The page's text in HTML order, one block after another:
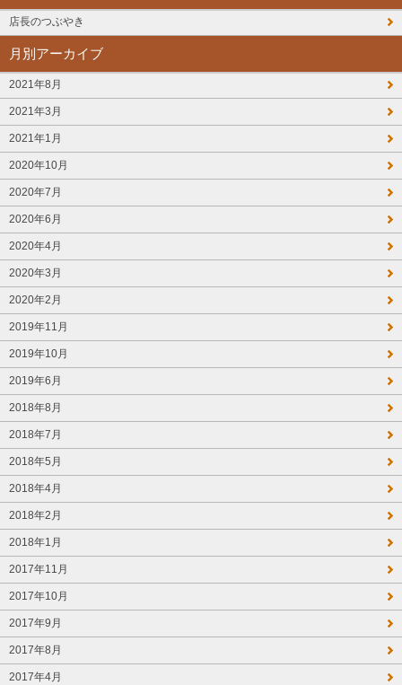
店長のつぶやき
月別アーカイブ
2021年8月
2021年3月
2021年1月
2020年10月
2020年7月
2020年6月
2020年4月
2020年3月
2020年2月
2019年11月
2019年10月
2019年6月
2018年8月
2018年7月
2018年5月
2018年4月
2018年2月
2018年1月
2017年11月
2017年10月
2017年9月
2017年8月
2017年4月